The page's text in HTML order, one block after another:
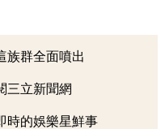
族群全面噴出
立新聞網
的娛樂星鮮事